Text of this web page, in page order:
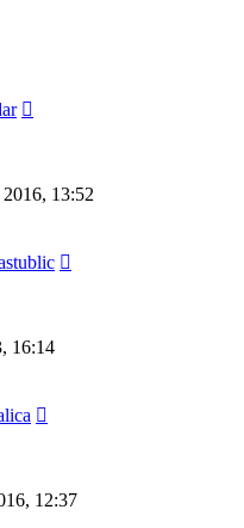
13:52
16:14
12:37